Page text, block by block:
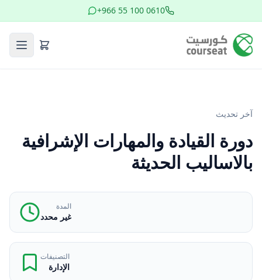
+966 55 100 0610
آخر تحديث
دورة القيادة والمهارات الإشرافية
بالاساليب الحديثة
المدة
غير محدد
التصنيفات
الإدارة